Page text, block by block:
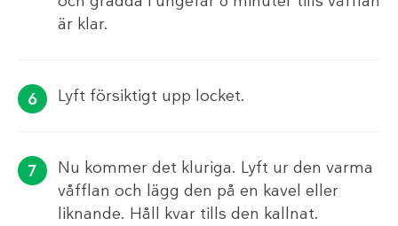
är klar.
Lyft försiktigt upp locket.
Nu kommer det kluriga. Lyft ur den varma
våfflan och lägg den på en kavel eller
liknande. Håll kvar tills den kallnat.